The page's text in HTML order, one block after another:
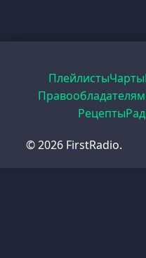
ПлейлистыЧарты
Правообладателям
Рецепты
© 2026 FirstRadio.